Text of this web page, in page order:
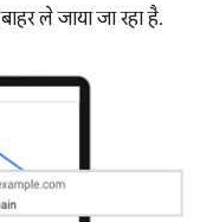
ले जाया जा रहा है.